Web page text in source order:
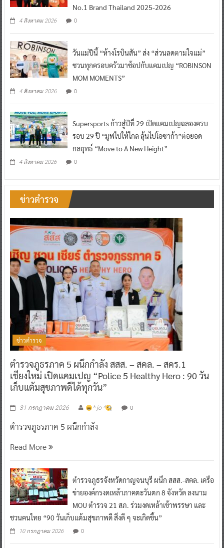
No.1 Brand Thailand 2025-2026
4 สิงหาคม 2026 0
วันแม่ปีนี้ “ห้างโรบินสัน” ส่ง “ส่วนลดตามใจแม่”
ชวนทุกครอบครัวมาช้อปกับแคมเปญ “ROBINSON
MOM MOMENTS”
4 สิงหาคม 2026 0
Supersports ก้าวสู่ปีที่ 29 เปิดแคมเปญฉลองครบ
รอบ 29 ปี “มูฟไปให้ไกล ลุ้นไปโอซาก้า”ต่อยอด
กลยุทธ์ “Move to A New Height”
4 สิงหาคม 2026 0
ข่าวตำรวจ
ข่าวตำรวจ
ตำรวจภูธรภาค 5 ผนึกกำลัง สสส. – สคล. – สคร.1
เชียงใหม่ เปิดแคมเปญ “Police 5 Healthy Hero : 90 วัน
เก็บแต้มสุขภาพดีได้ทุกวัน”
31 กรกฎาคม 2026 ^ jo ^ 0
ตำรวจภูธรภาค 5 ผนึกกำลัง
Read More
ตำรวจภูธรจังหวัดกาญจนบุรี ผนึก สสส.-สคล. เครือ
ข่ายองค์กรงดเหล้าภาคตะวันตก 8 จังหวัด ลงนาม
MOU ตำรวจ 21 สภ. ร่วมงดเหล้าเข้าพรรษา และ
ชวนคนไทย “90 วันเก็บแต้มสุขภาพดี สิ่งดี ๆ จะเกิดขึ้น”
10 กรกฎาคม 2026 0